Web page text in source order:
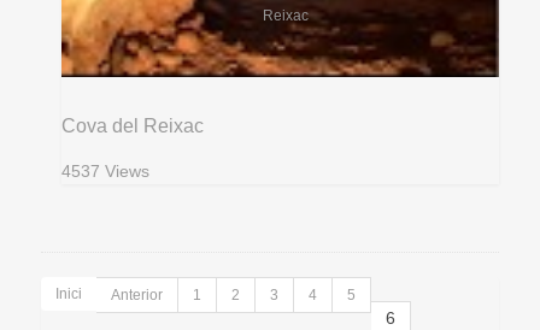
Cova del Reixac
4537 Views
Inici Anterior 1 2 3 4 5
6